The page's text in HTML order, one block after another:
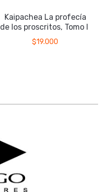
Kaipachea La profecía
de los proscritos, Tomo II
$19.000